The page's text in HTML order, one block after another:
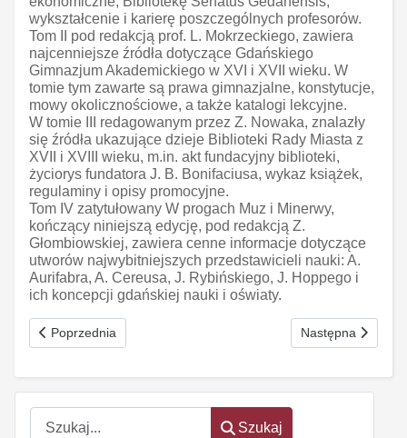
Szukaj
Szukaj
wykształcenie i karierę poszczególnych profesorów.
Tom II pod redakcją prof. L. Mokrzeckiego, zawiera
najcenniejsze źródła dotyczące Gdańskiego
Gimnazjum Akademickiego w XVI i XVII wieku. W
tomie tym zawarte są prawa gimnazjalne, konstytucje,
mowy okolicznościowe, a także katalogi lekcyjne.
W tomie III redagowanym przez Z. Nowaka, znalazły
się źródła ukazujące dzieje Biblioteki Rady Miasta z
XVII i XVIII wieku, m.in. akt fundacyjny biblioteki,
życiorys fundatora J. B. Bonifaciusa, wykaz książek,
regulaminy i opisy promocyjne.
Tom IV zatytułowany W progach Muz i Minerwy,
kończący niniejszą edycję, pod redakcją Z.
Głombiowskiej, zawiera cenne informacje dotyczące
utworów najwybitniejszych przedstawicieli nauki: A.
Aurifabra, A. Cereusa, J. Rybińskiego, J. Hoppego i
ich koncepcji gdańskiej nauki i oświaty.
Poprzednia strona: Pierwszy Kongres Nauk Rolniczych "Nauka
Poprzednia Następna strona:
Następna